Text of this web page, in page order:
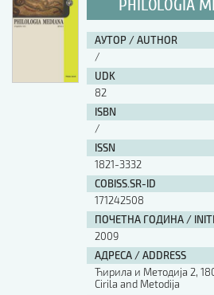
PHILOLOGIA
АУТОР / AUTHOR
/
UDK
82
ISBN
/
ISSN
1821-3332
COBISS.SR-ID
171242508
ПОЧЕТНА ГОДИНА /
2009
АДРЕСА / ADDRESS
Ћирила и Методија 2,
Cirila and Metodija